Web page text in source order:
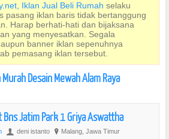
Iklan Jual Beli Rumah selaku
pasang iklan baris tidak bertanggung
Harap berhati-hati dan bijaksana
yang menyesatkan. Segala
banner iklan sepenuhnya
pemasang iklan tersebut.
Desain Mewah Alam Raya
Jatim Park 1 Griya Aswattha
U deni istanto ? Malang, Jawa Timur